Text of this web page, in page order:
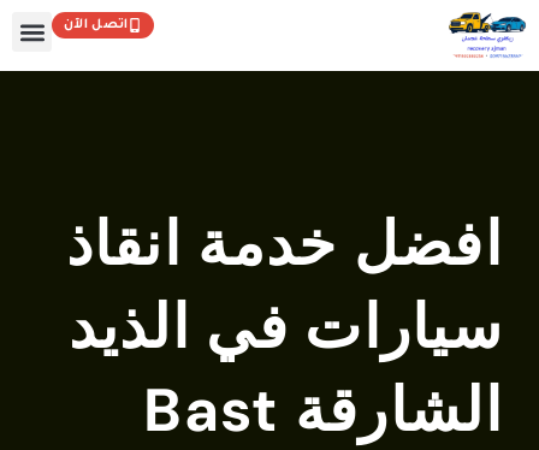
إلى
المحتوى
اتصل الآن
افضل خدمة انقاذ
سيارات في الذيد
الشارقة Bast